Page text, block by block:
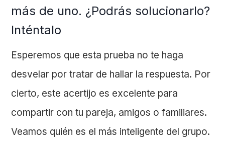
más de uno. ¿Podrás solucionarlo?
Inténtalo
Esperemos que esta prueba no te haga
desvelar por tratar de hallar la respuesta. Por
cierto, este acertijo es excelente para
compartir con tu pareja, amigos o familiares.
Veamos quién es el más inteligente del grupo.